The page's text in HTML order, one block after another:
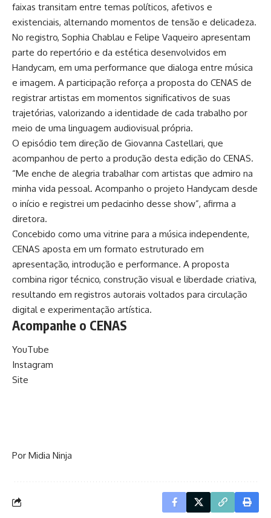
faixas transitam entre temas políticos, afetivos e
existenciais, alternando momentos de tensão e delicadeza.
No registro, Sophia Chablau e Felipe Vaqueiro apresentam
parte do repertório e da estética desenvolvidos em
Handycam, em uma performance que dialoga entre música
e imagem. A participação reforça a proposta do CENAS de
registrar artistas em momentos significativos de suas
trajetórias, valorizando a identidade de cada trabalho por
meio de uma linguagem audiovisual própria.
O episódio tem direção de Giovanna Castellari, que
acompanhou de perto a produção desta edição do CENAS.
“Me enche de alegria trabalhar com artistas que admiro na
minha vida pessoal. Acompanho o projeto Handycam desde
o início e registrei um pedacinho desse show”, afirma a
diretora.
Concebido como uma vitrine para a música independente,
CENAS aposta em um formato estruturado em
apresentação, introdução e performance. A proposta
combina rigor técnico, construção visual e liberdade criativa,
resultando em registros autorais voltados para circulação
digital e experimentação artística.
Acompanhe o CENAS
YouTube
Instagram
Site
Por Midia Ninja